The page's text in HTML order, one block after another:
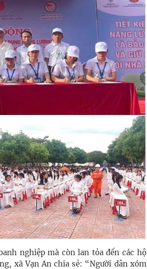
nghiệp mà còn lan tỏa đến các hộ
xã Vạn An chia sẻ: “Người dân xóm